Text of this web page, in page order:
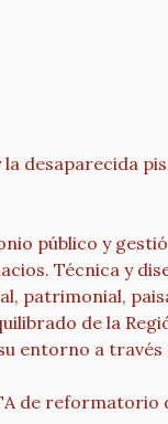
desaparecida
público y
Técnica y
patrimonial,
de la
entorno a través
de